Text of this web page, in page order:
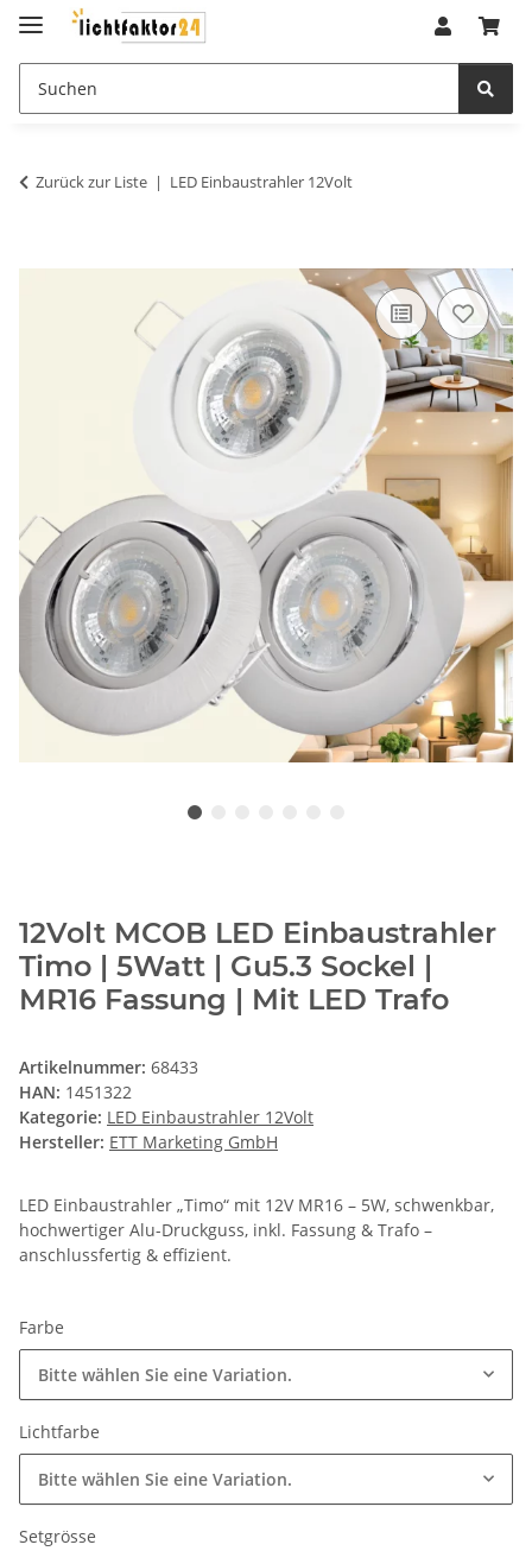
Zurück zur Liste LED Einbaustrahler 12Volt
12Volt MCOB LED Einbaustrahler
Timo | 5Watt | Gu5.3 Sockel |
MR16 Fassung | Mit LED Trafo
Artikelnummer: 68433
HAN: 1451322
Kategorie: LED Einbaustrahler 12Volt
Hersteller: ETT Marketing GmbH
LED Einbaustrahler „Timo“ mit 12V MR16 – 5W, schwenkbar,
hochwertiger Alu-Druckguss, inkl. Fassung & Trafo –
anschlussfertig & effizient.
Farbe
Bitte wählen Sie eine Variation.
Lichtfarbe
Bitte wählen Sie eine Variation.
Setgrösse